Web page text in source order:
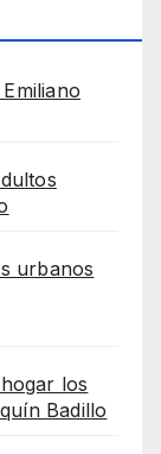
urbanos
los
Badillo